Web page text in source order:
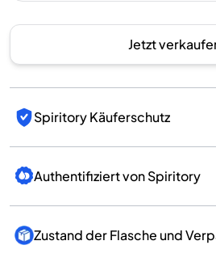
Jetzt
Spiritory Käuferschutz
Authentifiziert von Spiritory
Zustand der Flasche und